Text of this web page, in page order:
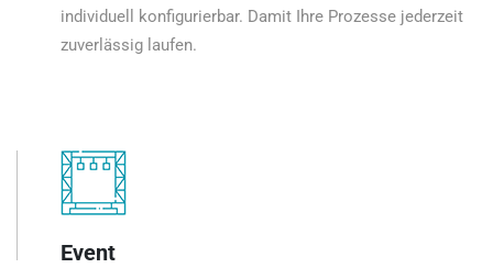
individuell konfigurierbar. Damit Ihre Prozesse jederzeit
zuverlässig laufen.
Event